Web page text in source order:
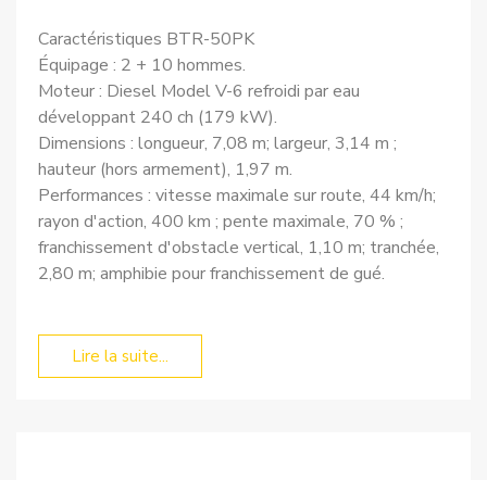
Caractéristiques BTR-50PK
Équipage : 2 + 10 hommes.
Moteur : Diesel Model V-6 refroidi par eau
développant 240 ch (179 kW).
Dimensions : longueur, 7,08 m; largeur, 3,14 m ;
hauteur (hors armement), 1,97 m.
Performances : vitesse maximale sur route, 44 km/h;
rayon d'action, 400 km ; pente maximale, 70 % ;
franchissement d'obstacle vertical, 1,10 m; tranchée,
2,80 m; amphibie pour franchissement de gué.
Lire la suite...